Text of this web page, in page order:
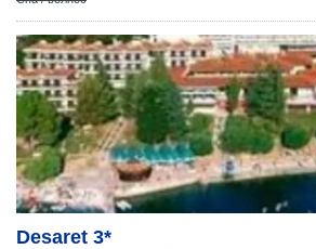
Desaret 3*